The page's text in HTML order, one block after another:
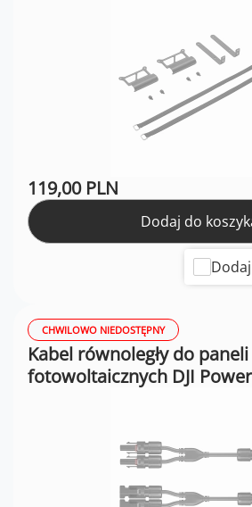
119,00 PLN
Dodaj do
CHWILOWO NIEDOSTĘPNY
Kabel równoległy do paneli
fotowoltaicznych DJI